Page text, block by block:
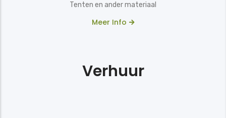
Tenten en ander materiaal
Meer Info
Verhuur